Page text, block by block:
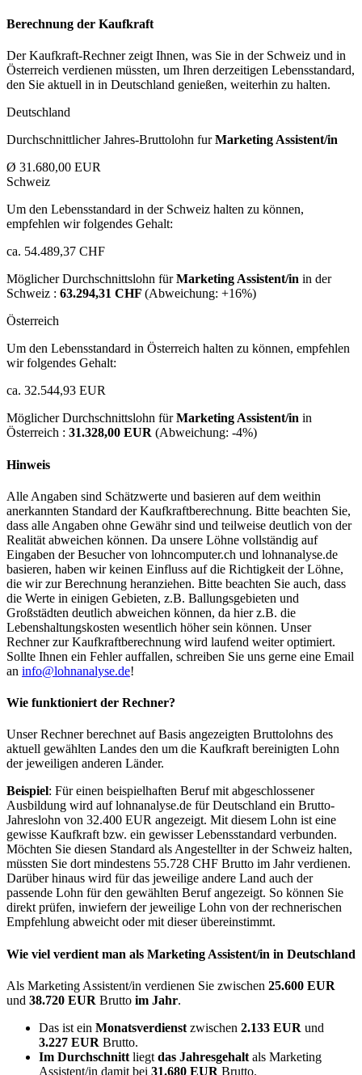
Berechnung der Kaufkraft
Der Kaufkraft-Rechner zeigt Ihnen, was Sie in der Schweiz und in
Österreich verdienen müssten, um Ihren derzeitigen Lebensstandard,
den Sie aktuell in in Deutschland genießen, weiterhin zu halten.
Deutschland
Durchschnittlicher Jahres-Bruttolohn furMarketing Assistent/in
Ø 31.680,00 EUR
Schweiz
Um den Lebensstandard in der Schweiz halten zu können,
empfehlen wir folgendes Gehalt:
ca. 54.489,37 CHF
Möglicher Durchschnittslohn fürMarketing Assistent/in in der
Schweiz : 63.294,31 CHF (Abweichung: +16%)
Österreich
Um den Lebensstandard in Österreich halten zu können, empfehlen
wir folgendes Gehalt:
ca. 32.544,93 EUR
Möglicher Durchschnittslohn fürMarketing Assistent/in in
Österreich : 31.328,00 EUR (Abweichung: -4%)
Hinweis
Alle Angaben sind Schätzwerte und basieren auf dem weithin
anerkannten Standard der Kaufkraftberechnung. Bitte beachten Sie,
dass alle Angaben ohne Gewähr sind und teilweise deutlich von der
Realität abweichen können. Da unsere Löhne vollständig auf
Eingaben der Besucher von lohncomputer.ch und lohnanalyse.de
basieren, haben wir keinen Einfluss auf die Richtigkeit der Löhne,
die wir zur Berechnung heranziehen. Bitte beachten Sie auch, dass
die Werte in einigen Gebieten, z.B. Ballungsgebieten und
Großstädten deutlich abweichen können, da hier z.B. die
Lebenshaltungskosten wesentlich höher sein können. Unser
Rechner zur Kaufkraftberechnung wird laufend weiter optimiert.
Sollte Ihnen ein Fehler auffallen, schreiben Sie uns gerne eine Email
an info@lohnanalyse.de!
Wie funktioniert der Rechner?
Unser Rechner berechnet auf Basis angezeigten Bruttolohns des
aktuell gewählten Landes den um die Kaufkraft bereinigten Lohn
der jeweiligen anderen Länder.
Beispiel: Für einen beispielhaften Beruf mit abgeschlossener
Ausbildung wird auf lohnanalyse.de für Deutschland ein Brutto-
Jahreslohn von 32.400 EUR angezeigt. Mit diesem Lohn ist eine
gewisse Kaufkraft bzw. ein gewisser Lebensstandard verbunden.
Möchten Sie diesen Standard als Angestellter in der Schweiz halten,
müssten Sie dort mindestens 55.728 CHF Brutto im Jahr verdienen.
Darüber hinaus wird für das jeweilige andere Land auch der
passende Lohn für den gewählten Beruf angezeigt. So können Sie
direkt prüfen, inwiefern der jeweilige Lohn von der rechnerischen
Empfehlung abweicht oder mit dieser übereinstimmt.
Wie viel verdient man als Marketing Assistent/in in Deutschland
Als Marketing Assistent/in verdienen Sie zwischen 25.600 EUR
und 38.720 EUR Brutto im Jahr.
Das ist ein Monatsverdienst zwischen 2.133 EUR und
3.227 EUR Brutto.
Im Durchschnitt liegt das Jahresgehalt als Marketing
Assistent/in damit bei 31.680 EUR Brutto.